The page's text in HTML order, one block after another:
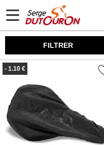
FILTRER
- 1.10 €